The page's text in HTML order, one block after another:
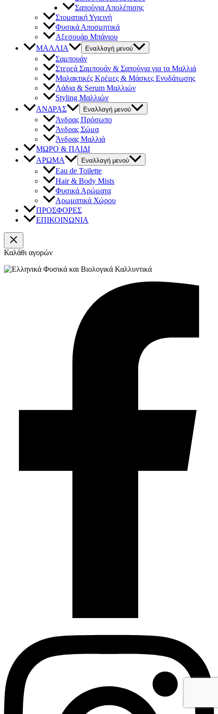
Σαπούνια Απολέπισης
Στοματική Υγιεινή
Φυσικά Αποσμητικά
Αξεσουάρ Μπάνιου
ΜΑΛΛΙΑ
Εναλλαγή μενού
Σαμπουάν
Στερεά Σαμπουάν & Σαπούνια για τα Μαλλιά
Μαλακτικές Κρέμες & Μάσκες Ενυδάτωσης
Λάδια & Serum Μαλλιών
Styling Μαλλιών
ΑΝΔΡΑΣ
Εναλλαγή μενού
Άνδρας Πρόσωπο
Άνδρας Σώμα
Άνδρας Μαλλιά
ΜΩΡΟ & ΠΑΙΔΙ
ΑΡΩΜΑ
Εναλλαγή μενού
Eau de Toilette
Hair & Body Mists
Φυσικά Αρώματα
Αρωματικά Χώρου
ΠΡΟΣΦΟΡΕΣ
ΕΠΙΚΟΙΝΩΝΙΑ
Καλάθι αγορών